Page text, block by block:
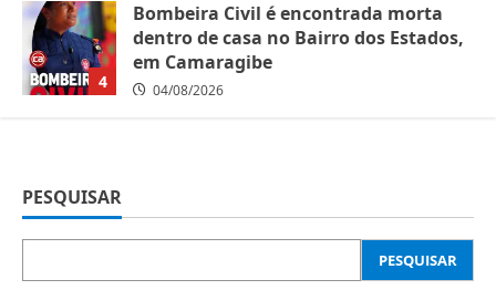
4
Bombeira Civil é encontrada morta
dentro de casa no Bairro dos Estados,
em Camaragibe
04/08/2026
PESQUISAR
PESQUISAR